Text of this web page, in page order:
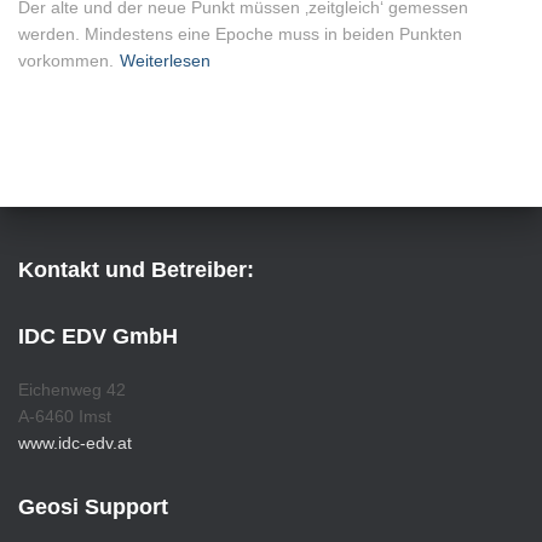
Der alte und der neue Punkt müssen ‚zeitgleich‘ gemessen
werden. Mindestens eine Epoche muss in beiden Punkten
vorkommen.
Weiterlesen
Kontakt und Betreiber:
IDC EDV GmbH
Eichenweg 42
A-6460 Imst
www.idc-edv.at
Geosi Support